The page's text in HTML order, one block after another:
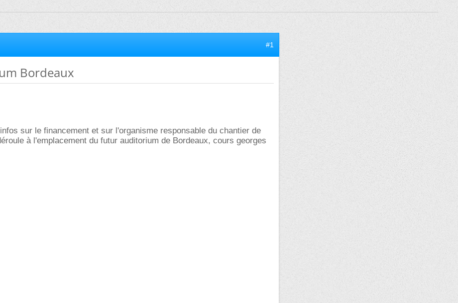
#1
Bordeaux
sur le financement et sur l'organisme responsable du chantier de
à l'emplacement du futur auditorium de Bordeaux, cours georges